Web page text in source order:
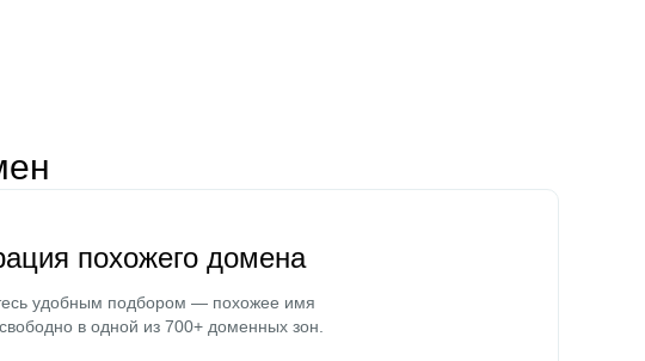
похожего домена
удобным подбором — похожее имя
в одной из 700+ доменных зон.